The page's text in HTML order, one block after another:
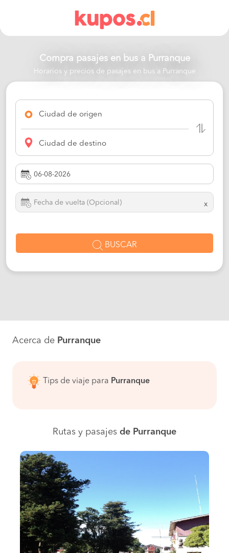
Compra pasajes en bus a Purranque
Horarios y precios de pasajes en bus a Purranque
Ciudad de origen
Ciudad de destino
x
BUSCAR
Acerca de Purranque
Tips de viaje para Purranque
Rutas y pasajes de Purranque